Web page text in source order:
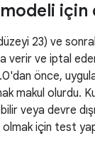
için
23) ve
verir ve iptal
önce,
makul olurdu.
veya devre
olmak için test